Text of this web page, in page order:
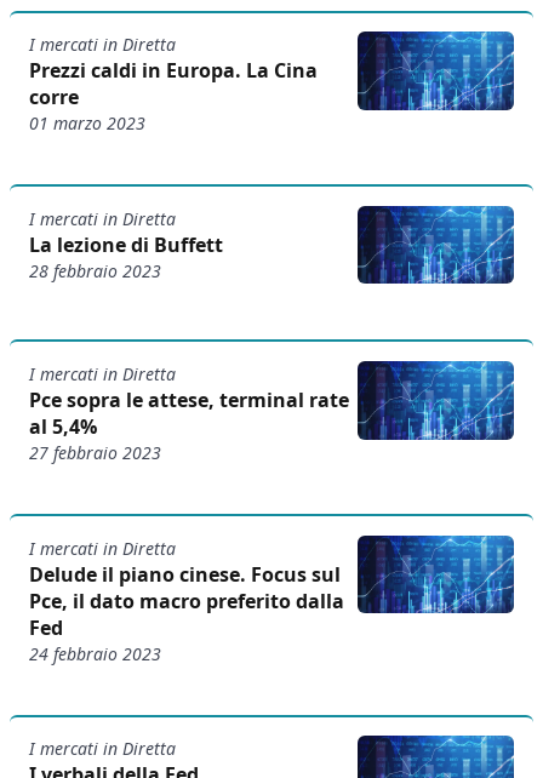
I mercati in Diretta
Prezzi caldi in Europa. La Cina
corre
01 marzo 2023
I mercati in Diretta
La lezione di Buffett
28 febbraio 2023
I mercati in Diretta
Pce sopra le attese, terminal rate
al 5,4%
27 febbraio 2023
I mercati in Diretta
Delude il piano cinese. Focus sul
Pce, il dato macro preferito dalla
Fed
24 febbraio 2023
I mercati in Diretta